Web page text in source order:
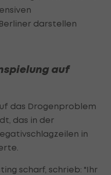
darstellen
auf
das Drogenproblem
das in der
in
scharf, schrieb: "Ihr